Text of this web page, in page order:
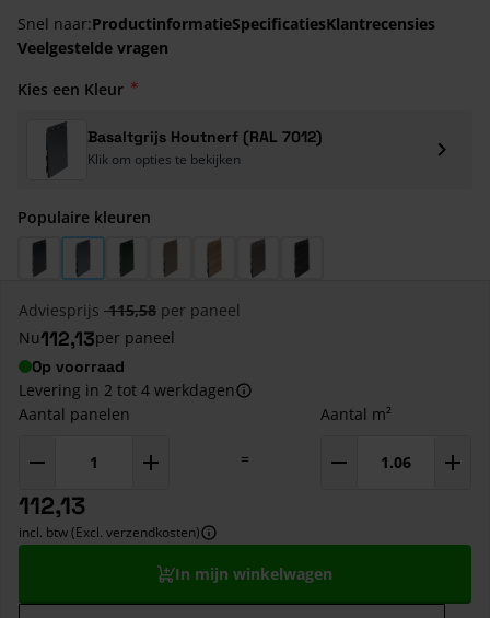
Snel naar:ProductinformatieSpecificatiesKlantrecensies
Veelgestelde vragen
Kies een Kleur
Basaltgrijs Houtnerf (RAL 7012)
Klik om opties te bekijken
Populaire kleuren
Antraciet Houtnerf (RAL 7016)
Basaltgrijs Houtnerf (RAL 7012)
Donkergroen Houtnerf (RAL 6009)
Kwartsgrijs Houtnerf (RAL 7039)
Natuur Eiken Houtnerf
Taupe Eiken Houtnerf
Zwart Eiken Houtnerf
Adviesprijs 115,58 per paneel
Nu112,13per paneel
Op voorraad
Levering in 2 tot 4 werkdagen
Aantal panelen
=
Aantal m²
112,13
incl. btw (Excl. verzendkosten)
In mijn winkelwagen